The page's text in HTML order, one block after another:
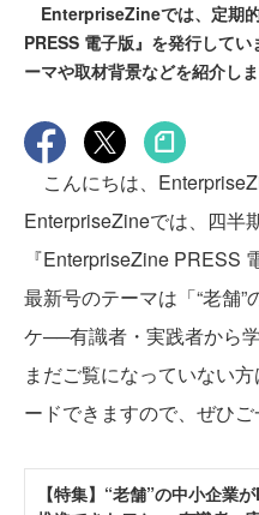
EnterpriseZineでは、定期
PRESS 電子版』を発行して
ーマや取材背景などを紹介しま
こんにちは、
EnterpriseZineでは、四半
『EnterpriseZine PRESS
最新号のテーマは「“老舗
ケ──有識者・実践者から
まだご覧になっていない
ードできますので、ぜひご